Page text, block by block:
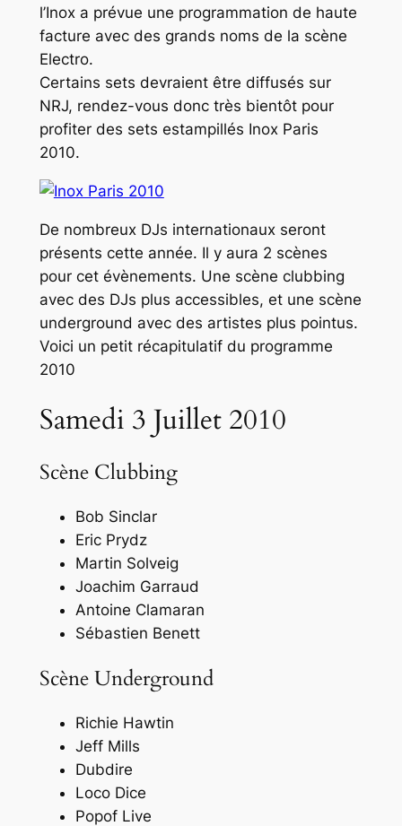
l’Inox a prévue une programmation de haute
facture avec des grands noms de la scène
Electro.
Certains sets devraient être diffusés sur
NRJ, rendez-vous donc très bientôt pour
profiter des sets estampillés Inox Paris
2010.
De nombreux DJs internationaux seront
présents cette année. Il y aura 2 scènes
pour cet évènements. Une scène clubbing
avec des DJs plus accessibles, et une scène
underground avec des artistes plus pointus.
Voici un petit récapitulatif du programme
2010
Samedi 3 Juillet 2010
Scène Clubbing
Bob Sinclar
Eric Prydz
Martin Solveig
Joachim Garraud
Antoine Clamaran
Sébastien Benett
Scène Underground
Richie Hawtin
Jeff Mills
Dubdire
Loco Dice
Popof Live